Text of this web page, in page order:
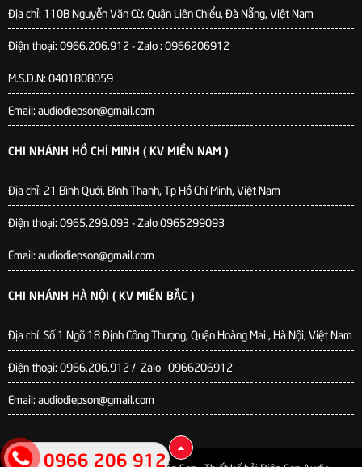
Địa chỉ: 110B Nguyễn Văn Cừ. Quận Liên Chiểu, Đà Nẵng, Việt Nam
Điện thoại: 0966.206.912 - Zalo : 0966206912
M.S.D.N: 0401808059
Email: audiodiepson@gmail.com
CHI NHÁNH HỒ CHÍ MINH ( KV MIỀN NAM )
Địa chỉ: 21 Bình Quới. Bình Thanh, Tp Hồ Chí Minh, Việt Nam
Điện thoại: 0965.299.093 - Zalo 0965299093
Email: audiodiepson@gmail.com
CHI NHÁNH HÀ NỘI ( KV MIỀN BẮC )
Địa chỉ: Số 1 Ngõ 18 Định Công Thượng, Quận Hoàng Mai , Hà Nội, Việt Nam
Điện thoại: 0966.206.912 / Zalo 0966206912
Email: audiodiepson@gmail.com
0966 206 912